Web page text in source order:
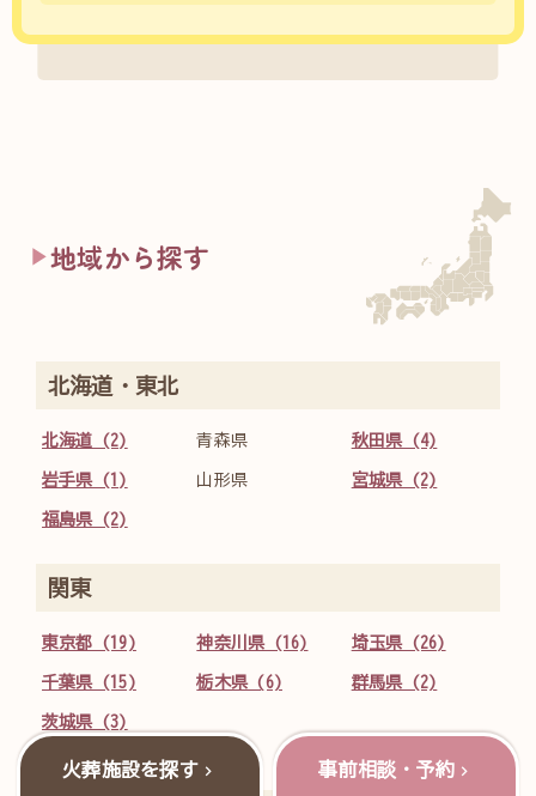
地域から探す
北海道・東北
北海道 (2) 青森県 秋田県 (4)
岩手県 (1) 山形県 宮城県 (2)
福島県 (2)
関東
東京都 (19) 神奈川県 (16) 埼玉県 (26)
千葉県 (15) 栃木県 (6) 群馬県 (2)
茨城県 (3)
火葬施設を探す 事前相談・予約